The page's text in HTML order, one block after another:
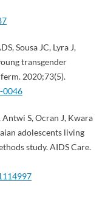
Sousa JC, Lyra J,
transgender
2020;73(5).
0046
S, Ocran J, Kwara
adolescents living
study. AIDS Care.